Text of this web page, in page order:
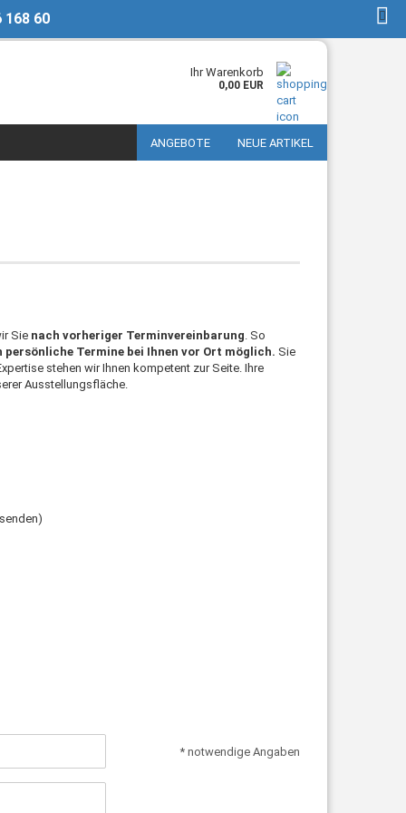
Ihr Warenkorb
0,00 EUR
60
ANGEBOTE NEUE ARTIKEL
Sie nach vorheriger Terminvereinbarung. So
Termine bei Ihnen vor Ort möglich. Sie
stehen wir Ihnen kompetent zur Seite. Ihre
Ausstellungsfläche.
* notwendige Angaben